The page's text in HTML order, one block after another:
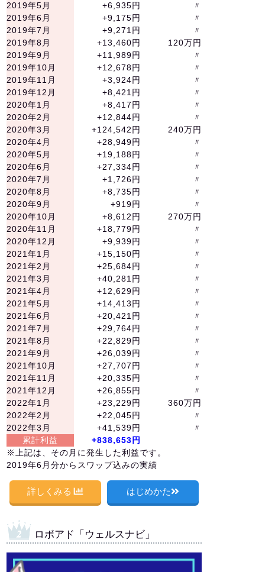
2019年5月
+6,935円
〃
2019年6月
+9,175円
〃
2019年7月
+9,271円
〃
2019年8月
+13,460円
120万円
2019年9月
+11,989円
〃
2019年10月
+12,678円
〃
2019年11月
+3,924円
〃
2019年12月
+8,421円
〃
2020年1月
+8,417円
〃
2020年2月
+12,844円
〃
2020年3月
+124,542円
240万円
2020年4月
+28,949円
〃
2020年5月
+19,188円
〃
2020年6月
+27,334円
〃
2020年7月
+1,726円
〃
2020年8月
+8,735円
〃
2020年9月
+919円
〃
2020年10月
+8,612円
270万円
2020年11月
+18,779円
〃
2020年12月
+9,939円
〃
2021年1月
+15,150円
〃
2021年2月
+25,684円
〃
2021年3月
+40,281円
〃
2021年4月
+12,629円
〃
2021年5月
+14,413円
〃
2021年6月
+20,421円
〃
2021年7月
+29,764円
〃
2021年8月
+22,829円
〃
2021年9月
+26,039円
〃
2021年10月
+27,707円
〃
2021年11月
+20,335円
〃
2021年12月
+26,855円
〃
2022年1月
+23,229円
360万円
2022年2月
+22,045円
〃
2022年3月
+41,539円
〃
累計利益
+838,653円
※上記は、その月に発生した利益です。
2019年6月分からスワップ込みの実績
詳しくみる はじめかた
ロボアド「ウェルスナビ」